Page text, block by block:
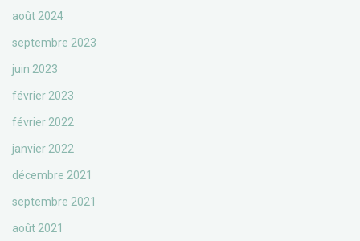
août 2024
septembre 2023
juin 2023
février 2023
février 2022
janvier 2022
décembre 2021
septembre 2021
août 2021